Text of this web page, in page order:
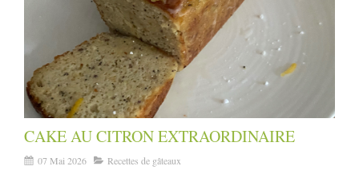
CAKE AU CITRON EXTRAORDINAIRE
07 Mai 2026 Recettes de gâteaux